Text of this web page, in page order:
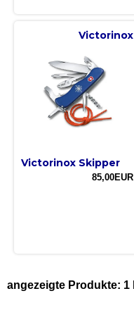
Victorinox
Victorinox Skipper
85,00EUR
angezeigte Produkte: 1